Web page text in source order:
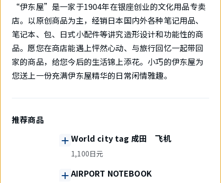
“伊东屋”是一家于1904年在银座创业的文化用品专卖
店。以原创商品为主，经销日本国内外各种笔记用品、
笔记本、包、日式小配件等讲究造形设计和功能性的商
品。愿您在商店能遇上怦然心动、与旅行回忆一起带回
家的商品，给您今后的生活锦上添花。小巧的伊东屋为
您送上一份充满伊东屋精华的日常闲情雅趣。
推荐商品
World city tag 成田 飞机
1,100日元
AIRPORT NOTEBOOK